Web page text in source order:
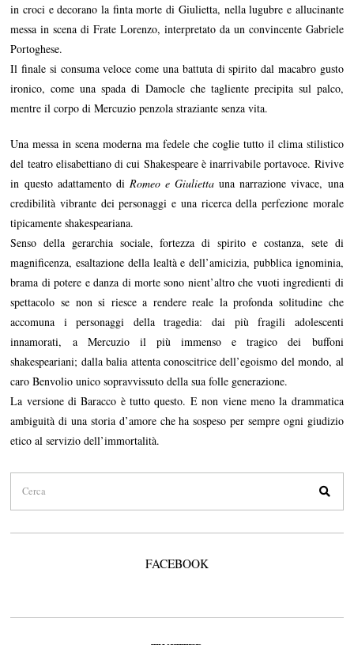
in croci e decorano la finta morte di Giulietta, nella lugubre e allucinante
messa in scena di Frate Lorenzo, interpretato da un convincente Gabriele
Portoghese.
Il finale si consuma veloce come una battuta di spirito dal macabro gusto
ironico, come una spada di Damocle che tagliente precipita sul palco,
mentre il corpo di Mercuzio penzola straziante senza vita.
Una messa in scena moderna ma fedele che coglie tutto il clima stilistico
del teatro elisabettiano di cui Shakespeare è inarrivabile portavoce. Rivive
in questo adattamento di Romeo e Giulietta una narrazione vivace, una
credibilità vibrante dei personaggi e una ricerca della perfezione morale
tipicamente shakespeariana.
Senso della gerarchia sociale, fortezza di spirito e costanza, sete di
magnificenza, esaltazione della lealtà e dell’amicizia, pubblica ignominia,
brama di potere e danza di morte sono nient’altro che vuoti ingredienti di
spettacolo se non si riesce a rendere reale la profonda solitudine che
accomuna i personaggi della tragedia: dai più fragili adolescenti
innamorati, a Mercuzio il più immenso e tragico dei buffoni
shakespeariani; dalla balia attenta conoscitrice dell’egoismo del mondo, al
caro Benvolio unico sopravvissuto della sua folle generazione.
La versione di Baracco è tutto questo. E non viene meno la drammatica
ambiguità di una storia d’amore che ha sospeso per sempre ogni giudizio
etico al servizio dell’immortalità.
FACEBOOK